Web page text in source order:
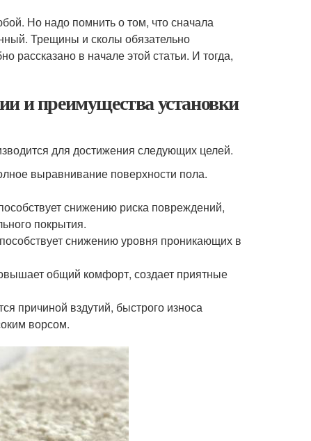
Но надо помнить о том, что сначала
Трещины и сколы обязательно
рассказано в начале этой статьи. И тогда,
и преимущества установки
для достижения следующих целей.
выравнивание поверхности пола.
снижению риска повреждений,
покрытия.
снижению уровня проникающих в
общий комфорт, создает приятные
причиной вздутий, быстрого износа
ворсом.